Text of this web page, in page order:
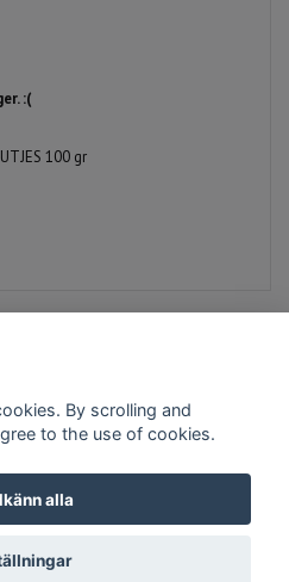
:(
100 gr
Företagsinfo
Favorite Afro Shop
By scrolling and
to the use of cookies.
alla